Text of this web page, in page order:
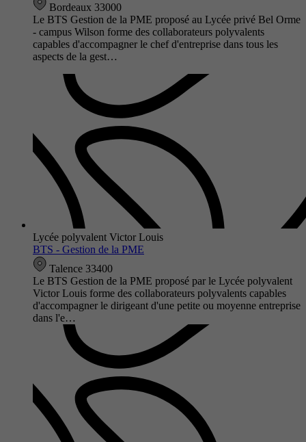
Bordeaux 33000
Le BTS Gestion de la PME proposé au Lycée privé Bel Orme
- campus Wilson forme des collaborateurs polyvalents
capables d'accompagner le chef d'entreprise dans tous les
aspects de la gest…
Lycée polyvalent Victor Louis
BTS - Gestion de la PME
Talence 33400
Le BTS Gestion de la PME proposé par le Lycée polyvalent
Victor Louis forme des collaborateurs polyvalents capables
d'accompagner le dirigeant d'une petite ou moyenne entreprise
dans l'e…